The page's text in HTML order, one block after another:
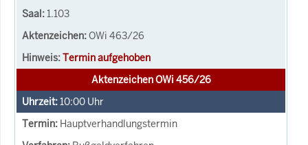
1.103
OWi 463/26
Termin aufgehoben
Aktenzeichen OWi 456/26
10:00 Uhr
Hauptverhandlungstermin